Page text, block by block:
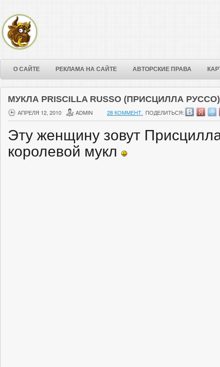
О САЙТЕ РЕКЛАМА НА САЙТЕ АВТОРСКИЕ ПРАВА
МУКЛА PRISCILLA RUSSO (ПРИСЦИЛЛА РУССО)
АПРЕЛЯ 12, 2010 ADMIN 28 КОММЕНТ. ПОДЕЛИТЬСЯ:
Эту женщину зовут
королевой мукл